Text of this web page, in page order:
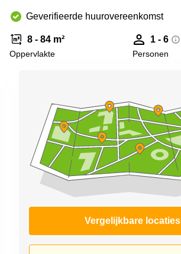
Hilversum
Coworking
space
Zwolle
Kantoor
Hengelo
Bedrijfsruimte
Huren in
Nijmegen
Geverifieerde huurovereenkomst
8 - 84 m²
Oppervlakte
1 - 6
Personen
Vergelijkbare locaties